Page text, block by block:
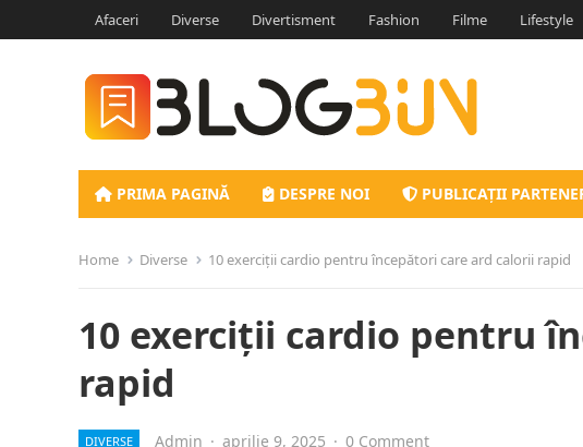
Afaceri Diverse Divertisment Fashion Filme Lifestyle
PRIMA PAGINĂ DESPRE NOI PUBLICAȚII
Home Diverse 10 exerciții cardio pentru începători care ard calorii rapid
10 exerciții cardio pentru
rapid
DIVERSE Admin · aprilie 9, 2025 · 0 Comment